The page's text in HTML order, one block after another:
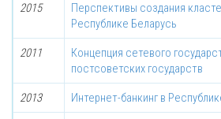
2015
Перспективы создания
Республике Беларусь
2011
Концепция сетевого
постсоветских государств
2013 Интернет-банкинг в